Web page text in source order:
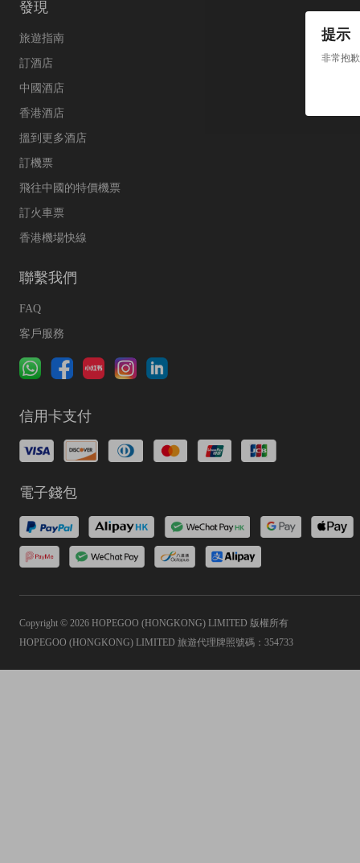
提示
非常抱
發現
旅遊指南
訂酒店
中國酒店
香港酒店
搵到更多酒店
訂機票
飛往中國的特價機票
訂火車票
香港機場快線
聯繫我們
FAQ
客戶服務
信用卡支付
電子錢包
Copyright © 2026 HOPEGOO (HONGKONG) LIMITED 版權所有
HOPEGOO (HONGKONG) LIMITED 旅遊代理牌照號碼：354733